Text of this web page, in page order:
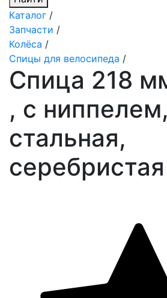
Каталог /
Запчасти /
Колёса /
Спицы для велосипеда /
Спица 218
, с ниппелем,
стальная,
серебристая